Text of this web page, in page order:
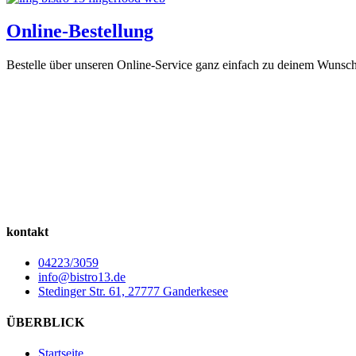
Online-Bestellung
Bestelle über unseren Online-Service ganz einfach zu deinem
kontakt
04223/3059
info@bistro13.de
Stedinger Str. 61, 27777 Ganderkesee
ÜBERBLICK